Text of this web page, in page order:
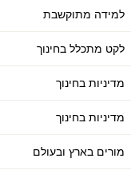
למידה מתוקשבת
לקט מתכלל בחינוך
מדיניות בחינוך
מדיניות בחינוך
מורים בארץ ובעולם